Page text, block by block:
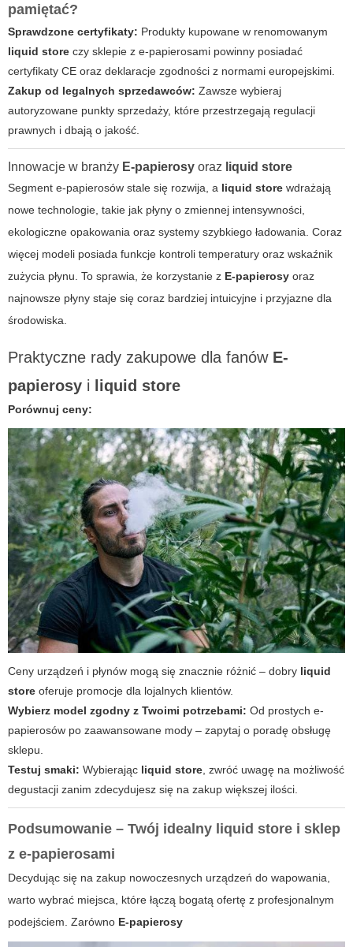
pamiętać?
Sprawdzone certyfikaty: Produkty kupowane w renomowanym
liquid store czy sklepie z e-papierosami powinny posiadać
certyfikaty CE oraz deklaracje zgodności z normami europejskimi.
Zakup od legalnych sprzedawców: Zawsze wybieraj
autoryzowane punkty sprzedaży, które przestrzegają regulacji
prawnych i dbają o jakość.
Innowacje w branży E-papierosy oraz liquid store
Segment e-papierosów stale się rozwija, a liquid store wdrażają
nowe technologie, takie jak płyny o zmiennej intensywności,
ekologiczne opakowania oraz systemy szybkiego ładowania. Coraz
więcej modeli posiada funkcje kontroli temperatury oraz wskaźnik
zużycia płynu. To sprawia, że korzystanie z E-papierosy oraz
najnowsze płyny staje się coraz bardziej intuicyjne i przyjazne dla
środowiska.
Praktyczne rady zakupowe dla fanów E-
papierosy i liquid store
Porównuj ceny:
Ceny urządzeń i płynów mogą się znacznie różnić – dobry liquid
store oferuje promocje dla lojalnych klientów.
Wybierz model zgodny z Twoimi potrzebami: Od prostych e-
papierosów po zaawansowane mody – zapytaj o poradę obsługę
sklepu.
Testuj smaki: Wybierając liquid store , zwróć uwagę na możliwość
degustacji zanim zdecydujesz się na zakup większej ilości.
Podsumowanie – Twój idealny liquid store i sklep
z e-papierosami
Decydując się na zakup nowoczesnych urządzeń do wapowania,
warto wybrać miejsca, które łączą bogatą ofertę z profesjonalnym
podejściem. Zarówno E-papierosy